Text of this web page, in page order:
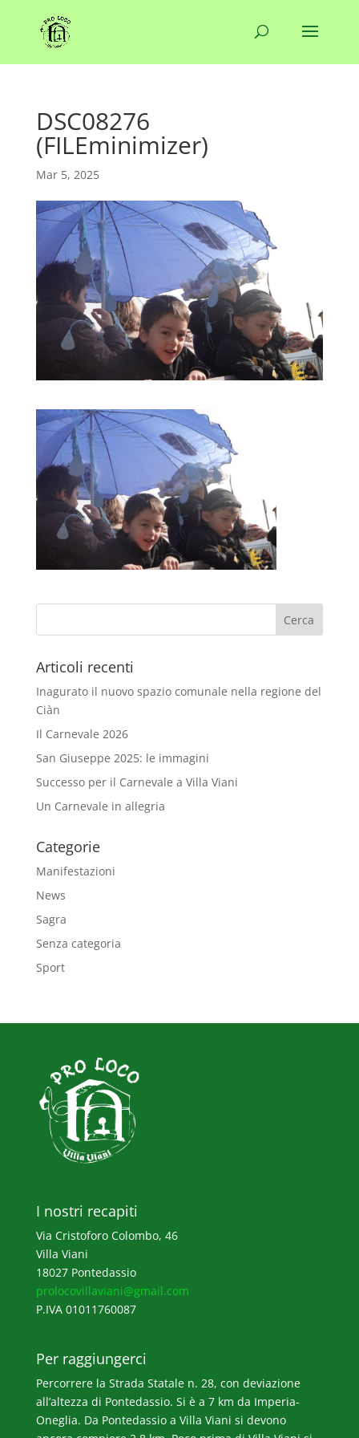
DSC08276
(FILEminimizer)
Mar 5, 2025
Articoli recenti
Inagurato il nuovo spazio comunale nella regione del
Ciàn
Il Carnevale 2026
San Giuseppe 2025: le immagini
Successo per il Carnevale a Villa Viani
Un Carnevale in allegria
Categorie
Manifestazioni
News
Sagra
Senza categoria
Sport
I nostri recapiti
Via Cristoforo Colombo, 46
Villa Viani
18027 Pontedassio
prolocovillaviani@gmail.com
P.IVA 01011760087
Per raggiungerci
Percorrere la Strada Statale n. 28, con deviazione
all’altezza di Pontedassio. Si è a 7 km da Imperia-
Oneglia. Da Pontedassio a Villa Viani si devono